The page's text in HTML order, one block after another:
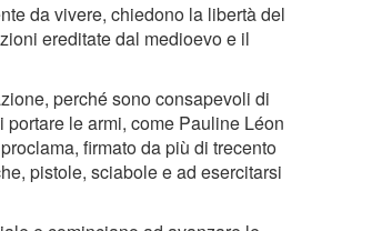
da vivere, chiedono la libertà del
ereditate dal medioevo e il
perché sono consapevoli di
le armi, come Pauline Léon
firmato da più di trecento
pistole, sciabole e ad esercitarsi